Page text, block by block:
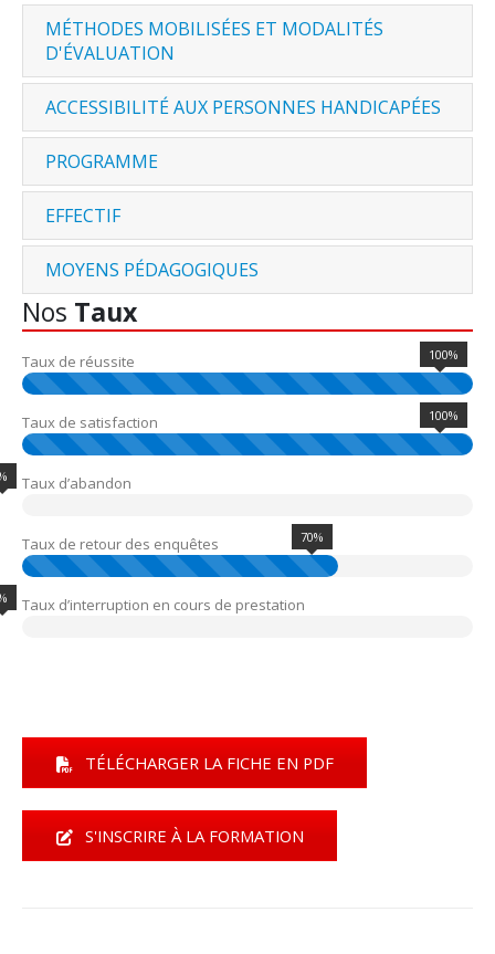
MÉTHODES MOBILISÉES ET MODALITÉS
D'ÉVALUATION
ACCESSIBILITÉ AUX PERSONNES HANDICAPÉES
PROGRAMME
EFFECTIF
MOYENS PÉDAGOGIQUES
Nos Taux
Taux de réussite 100%
Taux de satisfaction 100%
Taux d’abandon
Taux de retour des enquêtes 70%
Taux d’interruption en cours de prestation
TÉLÉCHARGER LA FICHE EN PDF
S'INSCRIRE À LA FORMATION